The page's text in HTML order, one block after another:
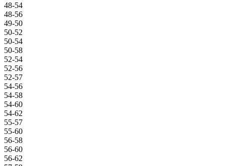
48-54
48-56
49-50
50-52
50-54
50-58
52-54
52-56
52-57
54-56
54-58
54-60
54-62
55-57
55-60
56-58
56-60
56-62